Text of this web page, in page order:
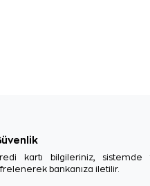
kartı bilgileriniz, sistemde
bankanıza iletilir.